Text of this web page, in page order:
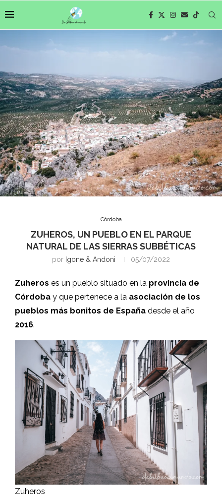
Córdoba
ZUHEROS, UN PUEBLO EN EL PARQUE
NATURAL DE LAS SIERRAS SUBBÉTICAS
por Igone & Andoni 05/07/2022
Zuheros es un pueblo situado en la provincia de
Córdoba y que pertenece a la asociación de los
pueblos más bonitos de España desde el año
2016.
Zuheros